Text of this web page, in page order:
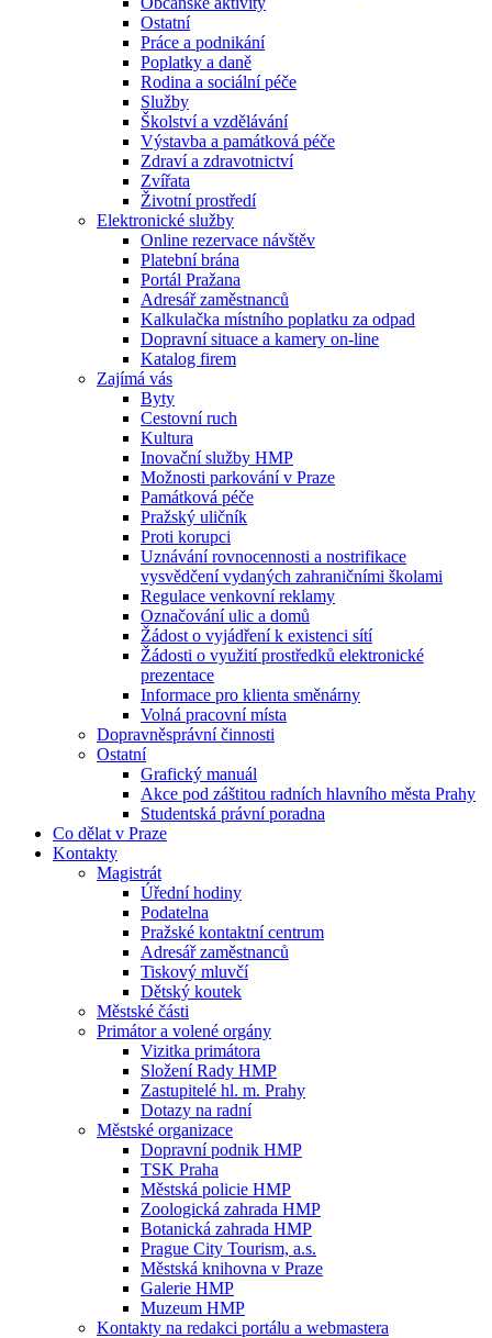
Ostatní
Práce a podnikání
Poplatky a daně
Rodina a sociální péče
Služby
Školství a vzdělávání
Výstavba a památková péče
Zdraví a zdravotnictví
Zvířata
Životní prostředí
Elektronické služby
Online rezervace návštěv
Platební brána
Portál Pražana
Adresář zaměstnanců
Kalkulačka místního poplatku za odpad
Dopravní situace a kamery on-line
Katalog firem
Zajímá vás
Byty
Cestovní ruch
Kultura
Inovační služby HMP
Možnosti parkování v Praze
Památková péče
Pražský uličník
Proti korupci
Uznávání rovnocennosti a nostrifikace
vysvědčení vydaných zahraničními školami
Regulace venkovní reklamy
Označování ulic a domů
Žádost o vyjádření k existenci sítí
Žádosti o využití prostředků elektronické
prezentace
Informace pro klienta směnárny
Volná pracovní místa
Dopravněsprávní činnosti
Ostatní
Grafický manuál
Akce pod záštitou radních hlavního města Prahy
Studentská právní poradna
Co dělat v Praze
Kontakty
Magistrát
Úřední hodiny
Podatelna
Pražské kontaktní centrum
Adresář zaměstnanců
Tiskový mluvčí
Dětský koutek
Městské části
Primátor a volené orgány
Vizitka primátora
Složení Rady HMP
Zastupitelé hl. m. Prahy
Dotazy na radní
Městské organizace
Dopravní podnik HMP
TSK Praha
Městská policie HMP
Zoologická zahrada HMP
Botanická zahrada HMP
Prague City Tourism, a.s.
Městská knihovna v Praze
Galerie HMP
Muzeum HMP
Kontakty na redakci portálu a webmastera